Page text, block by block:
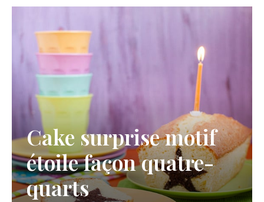
rapides,
recettes
végétariennes
Cake surprise motif
étoile façon quatre-
quarts